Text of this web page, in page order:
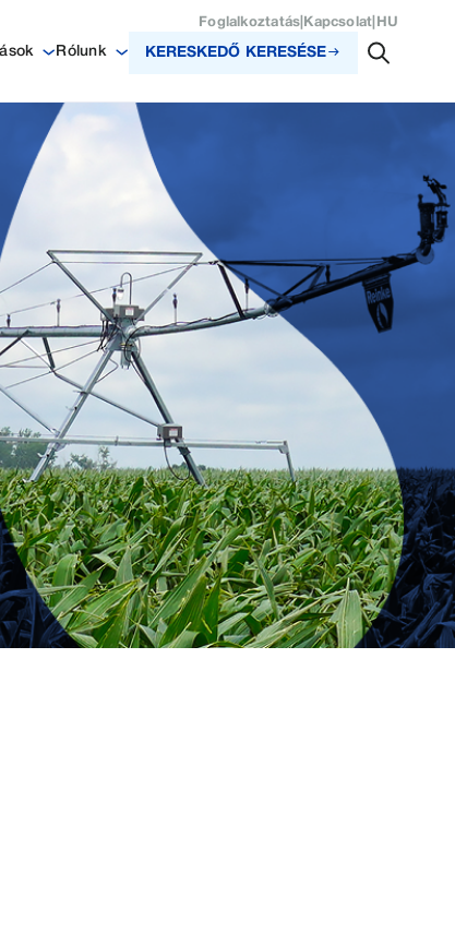
Foglalkoztatás Kapcsolat HU
Rólunk KERESKEDŐ KERESÉSE